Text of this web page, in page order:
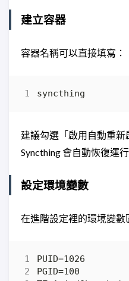
建立容器
容器名稱可以直接填寫：
建議勾選「啟用自動重
Syncthing 會自動恢復運行
設定環境變數
在進階設定裡的環境變數